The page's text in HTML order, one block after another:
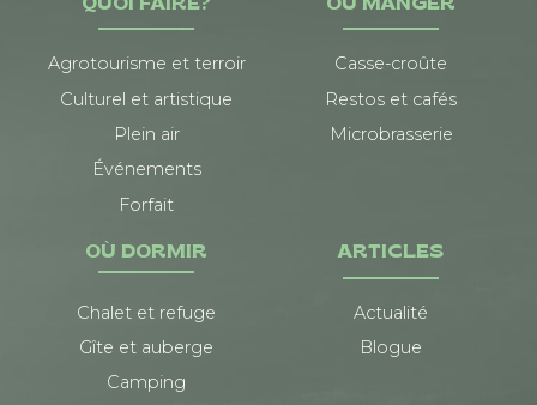
QUOI FAIRE?
Agrotourisme et terroir
Culturel et artistique
Plein air
Événements
Forfait
OÙ MANGER
Casse-croûte
Restos et cafés
Microbrasserie
OÙ DORMIR
Chalet et refuge
Gîte et auberge
Camping
ARTICLES
Actualité
Blogue